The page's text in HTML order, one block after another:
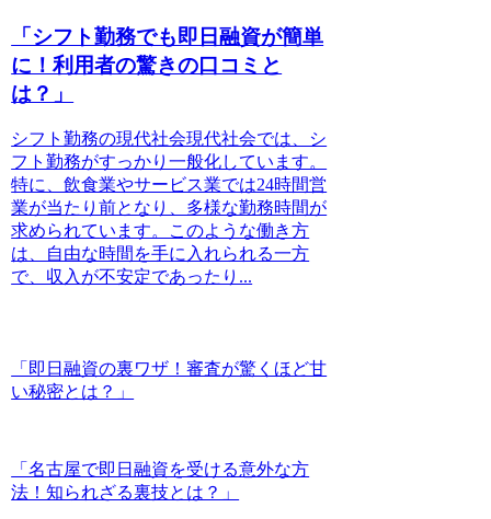
「シフト勤務でも即日融資が簡単
に！利用者の驚きの口コミと
は？」
シフト勤務の現代社会現代社会では、シ
フト勤務がすっかり一般化しています。
特に、飲食業やサービス業では24時間営
業が当たり前となり、多様な勤務時間が
求められています。このような働き方
は、自由な時間を手に入れられる一方
で、収入が不安定であったり...
「即日融資の裏ワザ！審査が驚くほど甘
い秘密とは？」
「名古屋で即日融資を受ける意外な方
法！知られざる裏技とは？」